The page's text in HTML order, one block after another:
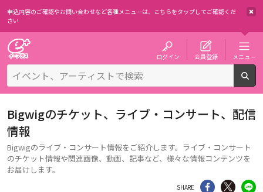
申込内容のご確認やお問い合わせなど各種メニューは、 こちらをタップしてご確認くだ
さい
ログイン 会員登録 メニュー
Bigwigのチケット、ライブ・コンサート、配信
情報
Bigwigのライブ・コンサート情報をご紹介します。ライブ・コンサート
のチケット情報や関連画像、動画、記事など、様々な情報コンテンツを
お届けします。
SHARE シェア Twitter